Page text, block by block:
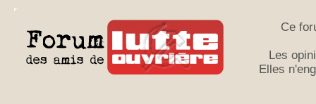
Ce
Les
Elles